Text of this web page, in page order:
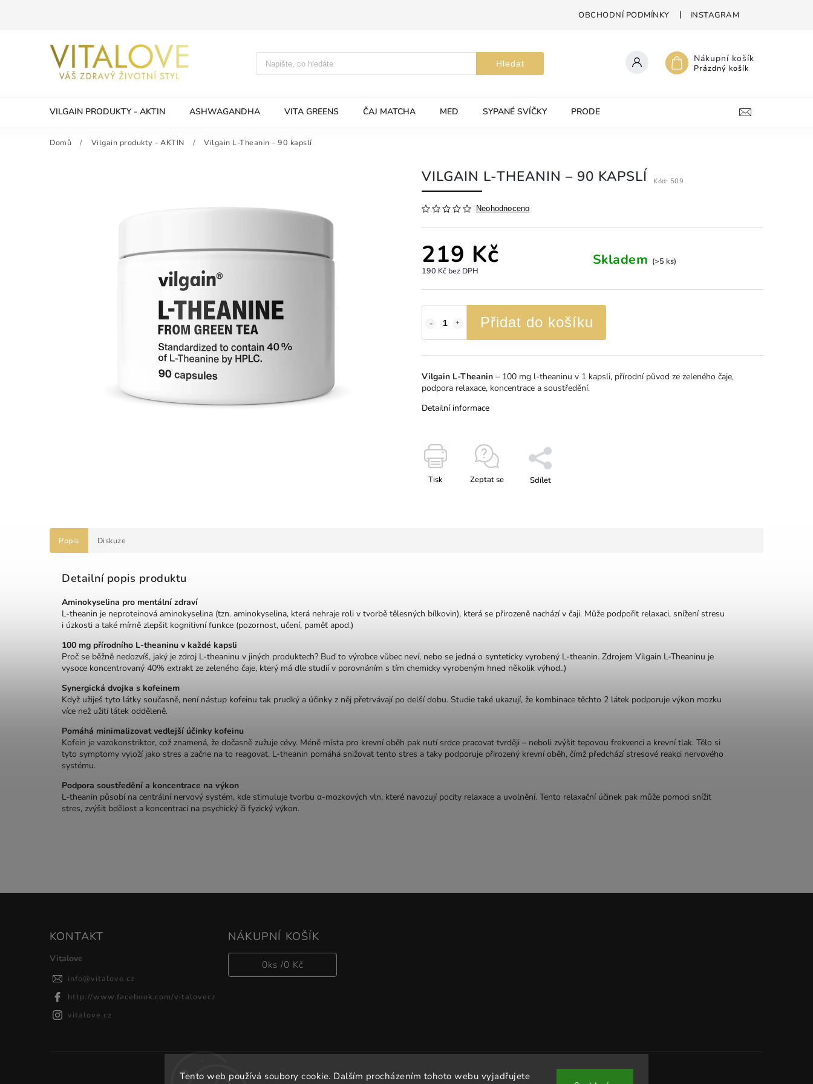
Tento web používá soubory cookie. Dalším procházením tohoto webu vyjadřujete
OBCHODNÍ PODMÍNKY INSTAGRAM
Hledat Nákupní košík
Prázdný košík
VILGAIN PRODUKTY - AKTIN ASHWAGANDHA VITA GREENS ČAJ MATCHA MED SYPANÉ SVÍČKY PRODEJNA
Domů / Vilgain produkty - AKTIN / Vilgain L-Theanin – 90 kapslí
VILGAIN L-THEANIN – 90 KAPSLÍ Kód: 509
Neohodnoceno
219 Kč
190 Kč bez DPH
Skladem (>5 ks)
Přidat do košíku
Vilgain L-Theanin ⁠–⁠ 100 mg l‑theaninu v 1 kapsli, přírodní původ ze zeleného čaje,
podpora relaxace, koncentrace a soustředění.
Detailní informace
Tisk Zeptat se Sdílet
Popis Diskuze
Detailní popis produktu
Aminokyselina pro mentální zdraví
L‑theanin je neproteinová aminokyselina (tzn. aminokyselina, která nehraje roli v tvorbě tělesných bílkovin), která se přirozeně nachází v čaji. Může podpořit relaxaci, snížení stresu
i úzkosti a také mírně zlepšit kognitivní funkce (pozornost, učení, paměť apod.)
100 mg přírodního L‑theaninu v každé kapsli
Proč se běžně nedozvíš, jaký je zdroj L‑theaninu v jiných produktech? Buď to výrobce vůbec neví, nebo se jedná o synteticky vyrobený L‑theanin. Zdrojem Vilgain L‑Theaninu je
vysoce koncentrovaný 40% extrakt ze zeleného čaje, který má dle studií v porovnáním s tím chemicky vyrobeným hned několik výhod..)
Synergická dvojka s kofeinem
Když užiješ tyto látky současně, není nástup kofeinu tak prudký a účinky z něj přetrvávají po delší dobu. Studie také ukazují, že kombinace těchto 2 látek podporuje výkon mozku
více než užití látek odděleně.
Pomáhá minimalizovat vedlejší účinky kofeinu
Kofein je vazokonstriktor, což znamená, že dočasně zužuje cévy. Méně místa pro krevní oběh pak nutí srdce pracovat tvrději – neboli zvýšit tepovou frekvenci a krevní tlak. Tělo si
tyto symptomy vyloží jako stres a začne na to reagovat. L‑theanin pomáhá snižovat tento stres a taky podporuje přirozený krevní oběh, čímž předchází stresové reakci nervového
systému.
Podpora soustředění a koncentrace na výkon
L‑theanin působí na centrální nervový systém, kde stimuluje tvorbu α-mozkových vln, které navozují pocity relaxace a uvolnění. Tento relaxační účinek pak může pomoci snížit
stres, zvýšit bdělost a koncentraci na psychický či fyzický výkon.
KONTAKT
Vitalove
info@vitalove.cz
http://www.facebook.com/vitalovecz
vitalove.cz
NÁKUPNÍ KOŠÍK
0ks /0 Kč
Copyright 2026 Vitalove. Všechna práva vyhrazena.